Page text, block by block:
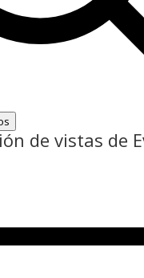
de vistas de